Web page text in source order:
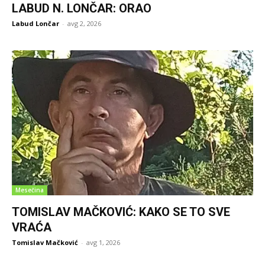
LABUD N. LONČAR: ORAO
Labud Lončar - avg 2, 2026
Mesečina
TOMISLAV MAČKOVIĆ: KAKO SE TO SVE
VRAĆA
Tomislav Mačković - avg 1, 2026